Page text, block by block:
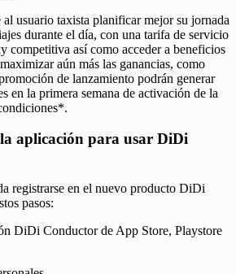
usuario taxista planificar mejor su jornada
durante el día, con una tarifa de servicio
competitiva así como acceder a beneficios
aún más las ganancias, como
de lanzamiento podrán generar
en la primera semana de activación de la
aplicación para usar DiDi
registrarse en el nuevo producto DiDi
pasos:
DiDi Conductor de App Store, Playstore